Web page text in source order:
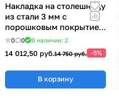
Накладка на столешницу
из стали 3 мм с
порошковым покрытием
(ширина 1800 мм) ER-
0 0 В наличии: 2
14 012,50 руб.14 750 руб. -5%
В корзину